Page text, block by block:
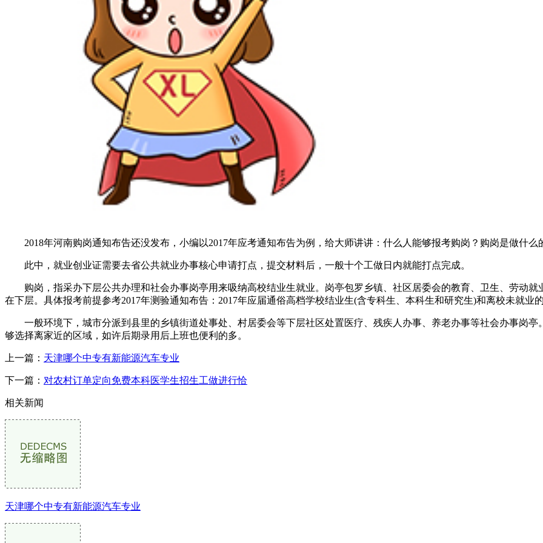
2018年河南购岗通知布告还没发布，小编以2017年应考通知布告为例，给大师讲讲：什么人能够报考购岗？购岗是做什么
此中，就业创业证需要去省公共就业办事核心申请打点，提交材料后，一般十个工做日内就能打点完成。
购岗，指采办下层公共办理和社会办事岗亭用来吸纳高校结业生就业。岗亭包罗乡镇、社区居委会的教育、卫生、劳动就
在下层。具体报考前提​参考2017年测验通知布告：2017年应届通俗高档学校结业生(含专科生、本科生和研究生)和离校未就业
一般环境下，城市分派到县里的乡镇街道处事处、村居委会等下层社区处置医疗、残疾人办事、养老办事等社会办事岗亭
够选择离家近的区域，如许后期录用后上班也便利的多。
上一篇： 天津哪个中专有新能源汽车专业
下一篇： 对农村订单定向免费本科医学生招生工做进行恰
相关新闻
天津哪个中专有新能源汽车专业